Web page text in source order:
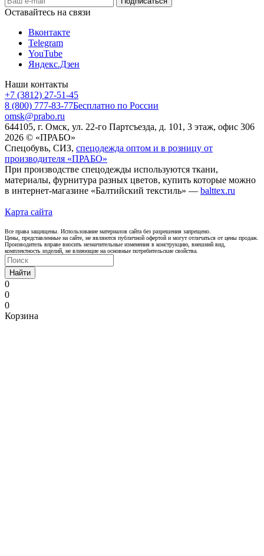
Оставайтесь на связи
Вконтакте
Telegram
YouTube
Яндекс.Дзен
Наши контакты
+7 (3812) 27-51-45
8 (800) 777-83-77Бесплатно по России
omsk@prabo.ru
644105, г. Омск, ул. 22-го Партсъезда, д. 101, 3 этаж, офис 306
2026 © «ПРАБО»
Спецобувь, СИЗ, спецодежда оптом и в розницу от
производителя «ПРАБО»
При производстве спецодежды используются ткани,
материалы, фурнитура разных цветов, купить которые можно
в интернет-магазине «Балтийский текстиль» — balttex.ru
Карта сайта
Все права защищены. Использование материалов сайта без разрешения запрещено.
Цены, представленные на сайте, не являются публичной офертой и могут отличаться от цены продаж.
Производитель вправе вносить незначительные изменения в конструкцию, внешний вид,
комплектность изделий, не влияющие на основные потребительские свойства.
Найти
0
0
0
Корзина